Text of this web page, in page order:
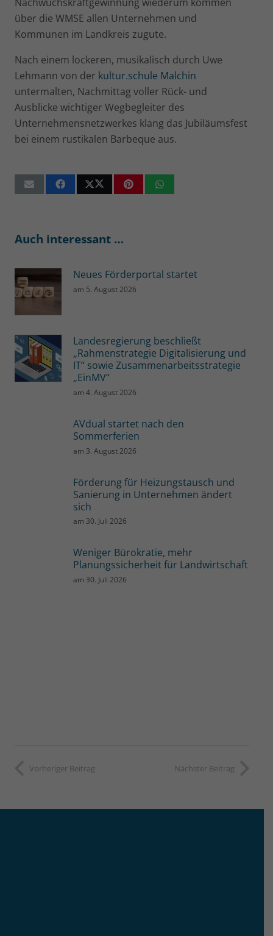
über die WMSE allen Unternehmen und
Kommunen im Landkreis zugute.
Nach einem lockeren, musikalisch durch Uwe
Lehmann von der kultur.schule Malchin
untermalten, Nachmittag voller Rück- und
Ausblicke wichtiger Wegbegleiter des
Unternehmensnetzwerkes klang das Jubiläumsfest
bei einem rustikalen Barbeque aus.
Auch interessant …
Neues Förderportal startet
am 5. August 2026
Landesregierung beschließt
„Rahmenstrategie Digitalisierung und
IT“ sowie Zusammenarbeitsstrategie
„EinMV“
am4. August 2026
AVdual startet nach den
Sommerferien
am 3. August 2026
Förderung für Heizungstausch und
Sanierung in Unternehmen ändert
sich
am 30. Juli 2026
Weniger Bürokratie, mehr
Planungssicherheit für Landwirtschaft
am 30. Juli 2026
Vorheriger Beitrag Nächster Beitrag